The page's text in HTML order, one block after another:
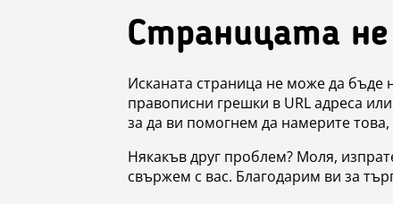
Страницата не
Исканата страница не може да бъде
правописни грешки в URL адреса
за да ви помогнем да намерите това,
Някакъв друг проблем? Моля,
свържем с вас. Благодарим ви за